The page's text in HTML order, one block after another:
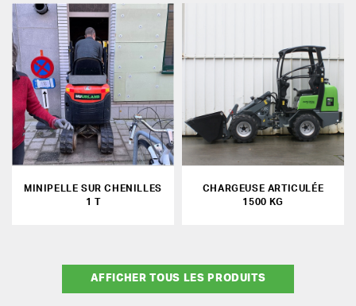
MINIPELLE SUR CHENILLES
1 T
CHARGEUSE ARTICULÉE
1500 KG
AFFICHER TOUS LES PRODUITS